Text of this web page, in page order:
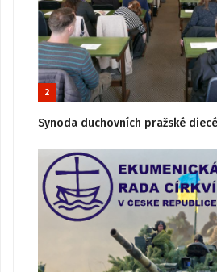
2
Synoda duchovních pražské